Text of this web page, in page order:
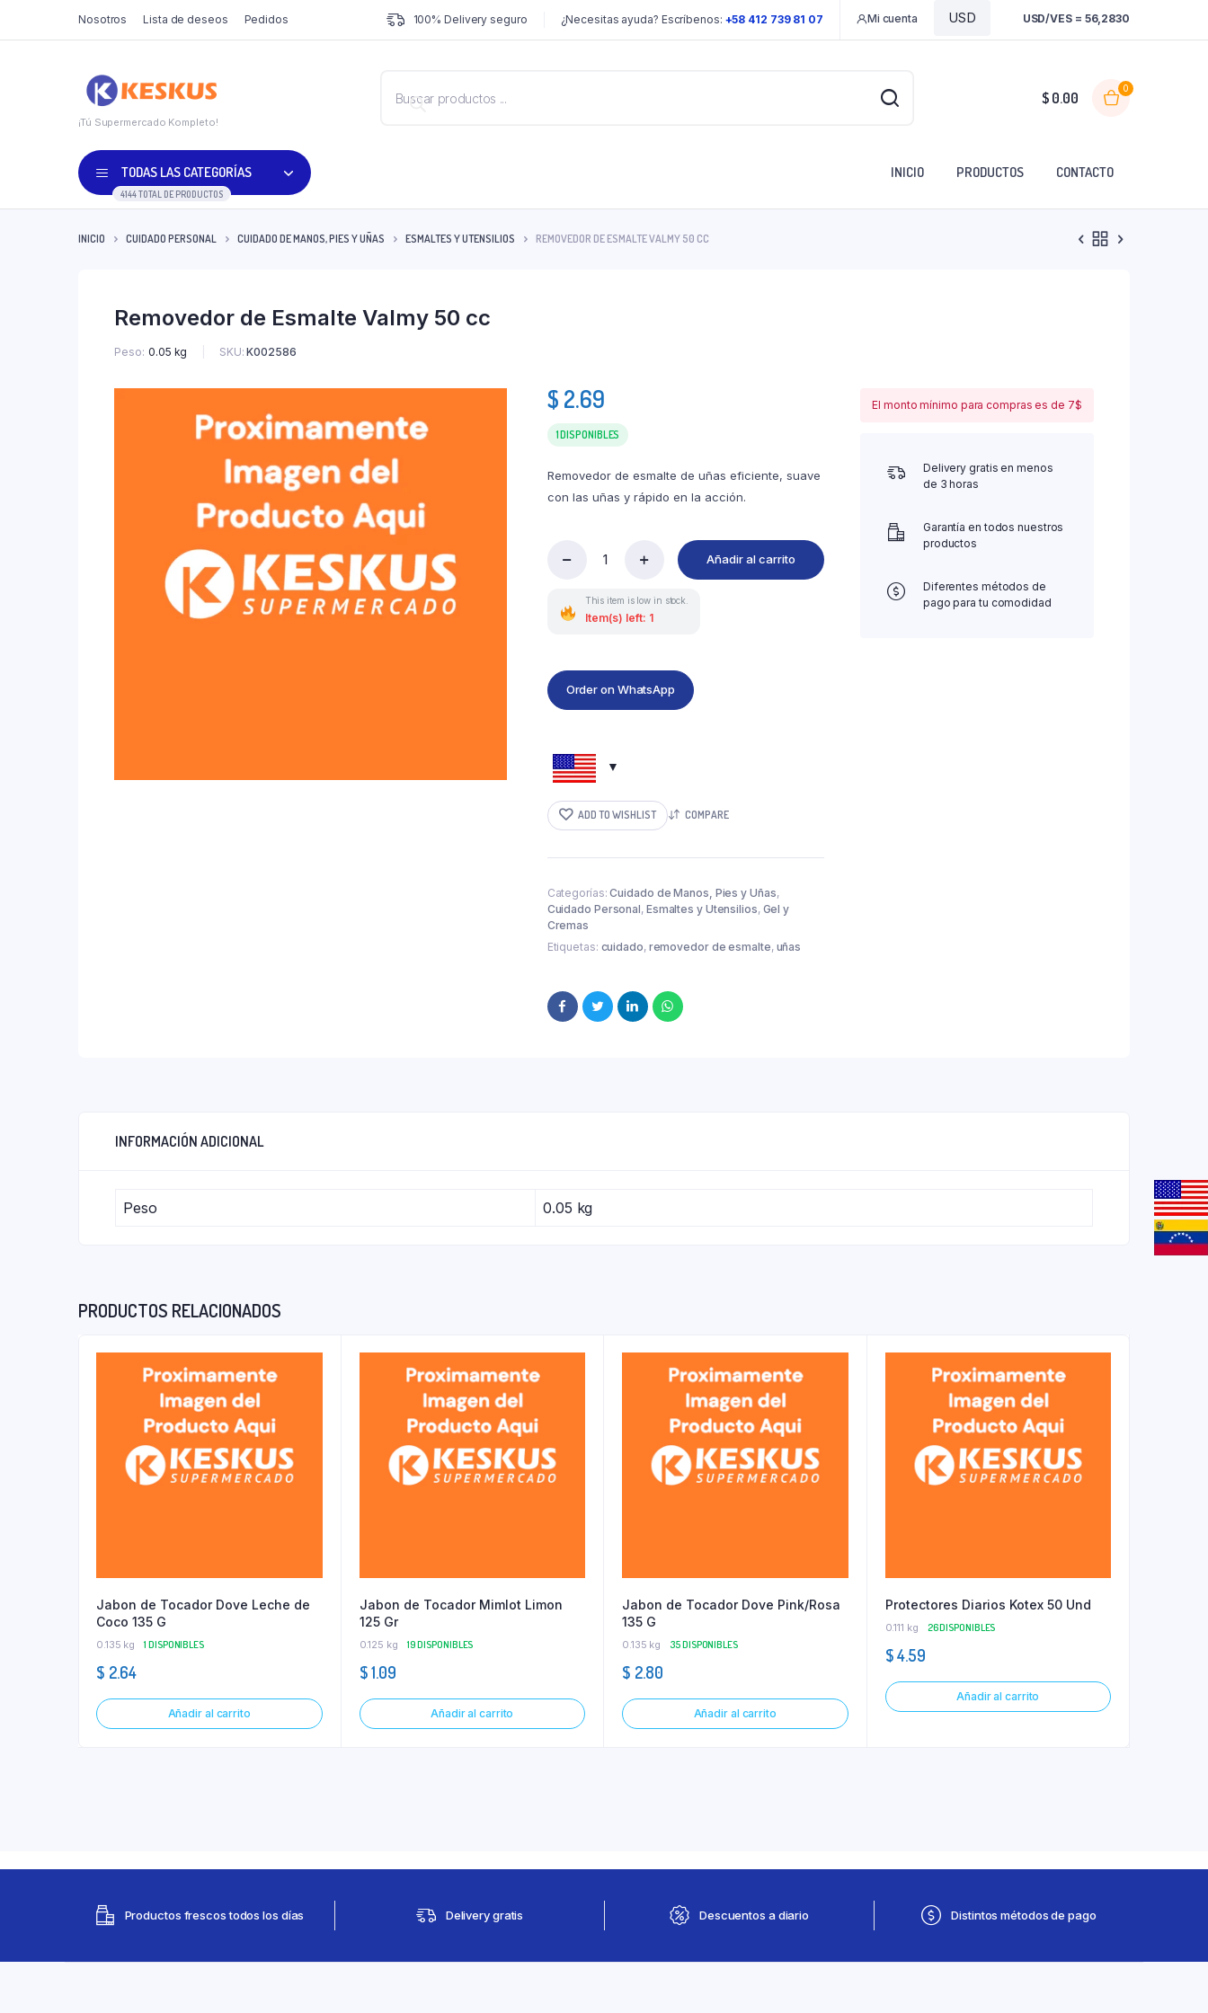
Nosotros Lista de deseos Pedidos 100% Delivery seguro ¿Necesitas ayuda? Escríbenos: +58 412 739 81 07 Mi cuenta USD/VES = 56,2830
¡Tú Supermercado Kompleto!
$ 0.00
0
TODAS LAS CATEGORÍAS
4144 TOTAL DE PRODUCTOS
INICIO PRODUCTOS CONTACTO
INICIO CUIDADO PERSONAL CUIDADO DE MANOS, PIES Y UÑAS ESMALTES Y UTENSILIOS REMOVEDOR DE ESMALTE VALMY 50 CC
Removedor de Esmalte Valmy 50 cc
Peso 0.05 kg SKU: K002586
$ 2.69
1 DISPONIBLES
Removedor de esmalte de uñas eficiente, suave
con las uñas y rápido en la acción.
Añadir al carrito
This item is low in stock.
Item(s) left: 1
Order on WhatsApp
ADD TO WISHLIST COMPARE
Categorías:Cuidado de Manos, Pies y Uñas,
Cuidado Personal, Esmaltes y Utensilios, Gel y
Cremas
Etiquetas: cuidado, removedor de esmalte, uñas
El monto mínimo para compras es de 7$
Delivery gratis en menos
de 3 horas
Garantía en todos nuestros
productos
Diferentes métodos de
pago para tu comodidad
INFORMACIÓN ADICIONAL
Peso 0.05 kg
PRODUCTOS RELACIONADOS
Jabon de Tocador Dove Leche de
Coco 135 G
0.135 kg 1 DISPONIBLES
$ 2.64
Añadir al carrito
Jabon de Tocador Mimlot Limon
125 Gr
0.125 kg 19 DISPONIBLES
$1.09
Añadir al carrito
Jabon de Tocador Dove Pink/Rosa
135 G
0.135 kg 35 DISPONIBLES
$ 2.80
Añadir al carrito
Protectores Diarios Kotex 50 Und
0.111 kg 26 DISPONIBLES
$4.59
Añadir al carrito
Productos frescos todos los días Delivery gratis Descuentos a diario Distintos métodos de pago